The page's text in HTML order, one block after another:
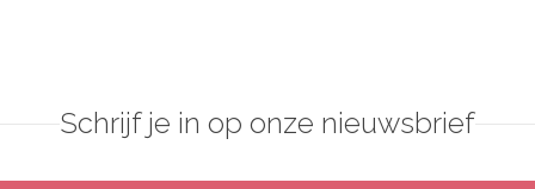
Schrijf je in op onze nieuwsbrief